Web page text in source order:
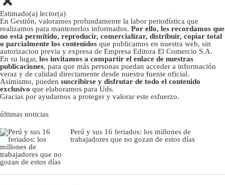
Estimado(a) lector(a)
En Gestión, valoramos profundamente la labor periodística que
realizamos para mantenerlos informados. Por ello, les recordamos que
no está permitido, reproducir, comercializar, distribuir, copiar total
o parcialmente los contenidos que publicamos en nuestra web, sin
autorizacion previa y expresa de Empresa Editora El Comercio S.A.
En su lugar, los invitamos a compartir el enlace de nuestras
publicaciones, para que más personas puedan acceder a información
veraz y de calidad directamente desde nuestra fuente oficial.
Asimismo, pueden suscribirse y disfrutar de todo el contenido
exclusivo que elaboramos para Uds.
Gracias por ayudarnos a proteger y valorar este esfuerzo.
últimas noticias
Perú y sus 16 feriados: los millones de
trabajadores que no gozan de estos días